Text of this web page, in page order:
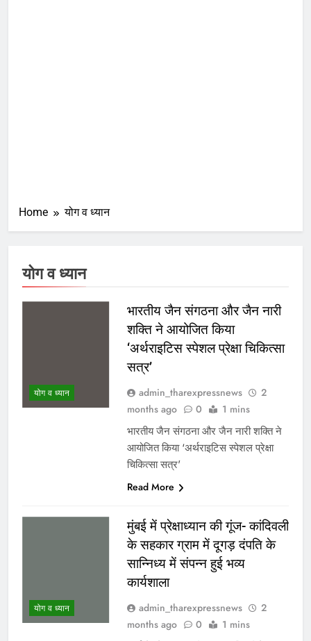
Home योग व ध्यान
योग व ध्यान
योग व ध्यान
भारतीय जैन संगठना और जैन नारी
शक्ति ने आयोजित किया
‘अर्थराइटिस स्पेशल प्रेक्षा चिकित्सा
सत्र’
admin_tharexpressnews
2
months ago
0 1 mins
भारतीय जैन संगठना और जैन नारी शक्ति ने
आयोजित किया ‘अर्थराइटिस स्पेशल प्रेक्षा
चिकित्सा सत्र’
Read More
योग व ध्यान
मुंबई में प्रेक्षाध्यान की गूंज- कांदिवली
के सहकार ग्राम में दूगड़ दंपति के
सान्निध्य में संपन्न हुई भव्य
कार्यशाला
admin_tharexpressnews
2
months ago
0 1 mins